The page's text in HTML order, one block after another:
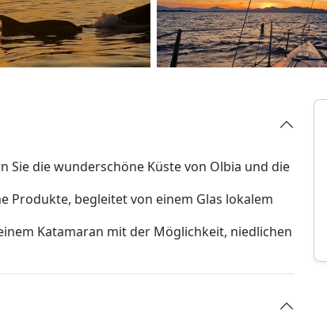
Sie die wunderschöne Küste von Olbia und die
Produkte, begleitet von einem Glas lokalem
Katamaran mit der Möglichkeit, niedlichen